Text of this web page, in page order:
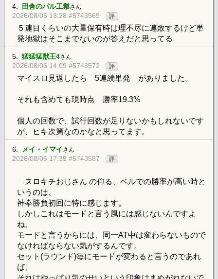
4. 田舎のパル工業さん
2026/08/06 13:28 #5743569 評
５連目くらいの大量保有時は理不尽に連敗するけど単
発地獄はそこまでないのが答えだと思ってる
5. 猛猛猛獣王4さん
2026/08/06 14:09 #5743572 評
マイスロ見返したら 5連続単発 がありました。
それも含めても現時点 勝率19.3%
個人の回数で、試行回数が足りないかもしれないです
が、ヒキ次第なのかなと思ってます。
6. メイ・イマイ さん
2026/08/06 17:39 #5743587 評
スロキチおじさん の仰る、ベルでの勝率が高い時と
いうのは、
神拳勝負初回に特に感じます。
しかしこれはモードと言う風には感じないんですよ
ね。
モードと言うからには、同一AT中は変わらないもので
なければならない気がするんです。
セット(ラウンド)毎にモードが変わると言うのであれ
ば、